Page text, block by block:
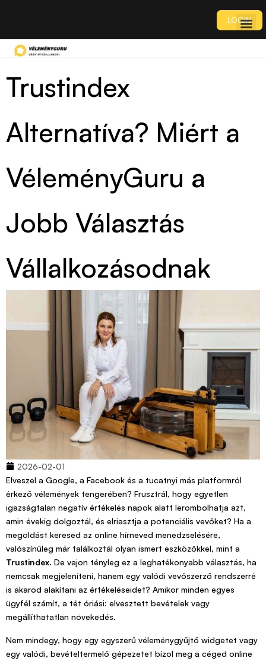
LOGIN
Trustindex
Alternatíva? Miért a
VéleményGuru a
Jobb Választás
Vállalkozásodnak
2026-02-01
Elveszel a Google, a Facebook és a tucatnyi más platformról
érkező vélemények tengerében? Frusztrál, hogy egyetlen
igazságtalan negatív értékelés napok alatt lerombolhatja azt,
amin évekig dolgoztál, és elriasztja a potenciális vevőket? Ha a
megoldást keresed az online hírneved menedzselésére,
valószínűleg már találkoztál olyan ismert eszközökkel, mint a
Trustindex. De vajon tényleg ez a leghatékonyabb választás, ha
nemcsak megjeleníteni, hanem egy valódi vevőszerző rendszerré
is akarod alakítani az értékeléseidet? Amikor minden egyes
ügyfél számít, a tét óriási: elvesztett bevételek vagy
megállíthatatlan növekedés.
Nem mindegy, hogy egy egyszerű véleménygyűjtő widgetet vagy
egy valódi, bevételtermelő gépezetet bízol meg a céged online